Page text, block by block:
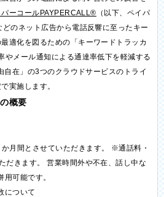
パーコールPAYPERCALL® （以下、ペイパ
のネット広告から電話反響に至ったキー
適化を図るための「キーワードトラッカ
やメール通知による通達率低下を軽減する
自在」の3つのクラウドサービスのトライ
実施します。
概要
月間とさせていただきます。 ※通話料・
だきます。 営業時間外や不在、話し中な
用可能です。
について